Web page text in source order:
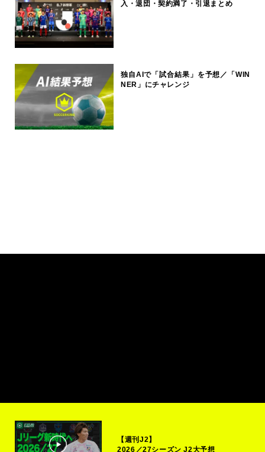
入・退団・契約満了・引退まとめ
独自AIで「試合結果」を予想／「WIN
NER」にチャレンジ
【週刊J2】
2026／27シーズン J2大予想